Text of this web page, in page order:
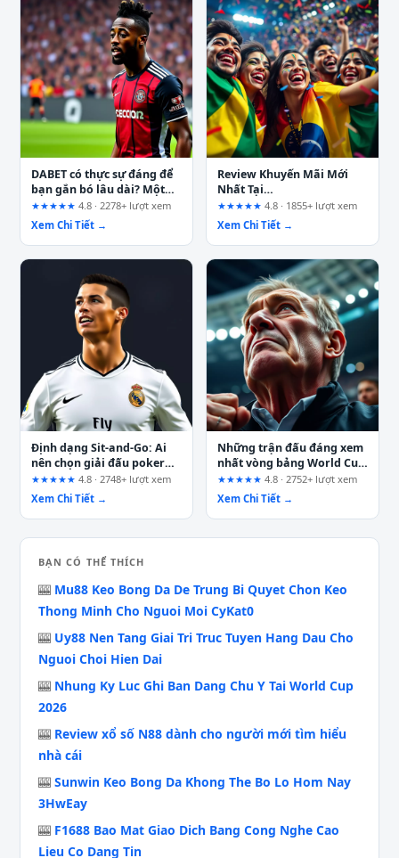
DABET có thực sự đáng để
bạn gắn bó lâu dài? Một
góc nhìn chân thật
★★★★★ 4.8 · 2278+ lượt xem
Xem Chi Tiết →
Review Khuyến Mãi Mới
Nhất Tại
mm99vietnam.com: Đọc
Giá Trị Thực Sau Vòng
Trên Banner
★★★★★ 4.8 · 1855+ lượt xem
Xem Chi Tiết →
Định dạng Sit-and-Go: Ai
nên chọn giải đấu poker
ngắn, ai nên tránh và lý do
thực sự
★★★★★ 4.8 · 2748+ lượt xem
Xem Chi Tiết →
Những trận đấu đáng xem
nhất vòng bảng World Cup
2026
★★★★★ 4.8 · 2752+ lượt xem
Xem Chi Tiết →
BẠN CÓ THỂ THÍCH
🎰 Mu88 Keo Bong Da De Trung Bi Quyet Chon Keo
Thong Minh Cho Nguoi Moi CyKat0
🎰 Uy88 Nen Tang Giai Tri Truc Tuyen Hang Dau Cho
Nguoi Choi Hien Dai
🎰 Nhung Ky Luc Ghi Ban Dang Chu Y Tai World Cup
2026
🎰 Review xổ số N88 dành cho người mới tìm hiểu
nhà cái
🎰 Sunwin Keo Bong Da Khong The Bo Lo Hom Nay
3HwEay
🎰 F1688 Bao Mat Giao Dich Bang Cong Nghe Cao
Lieu Co Dang Tin